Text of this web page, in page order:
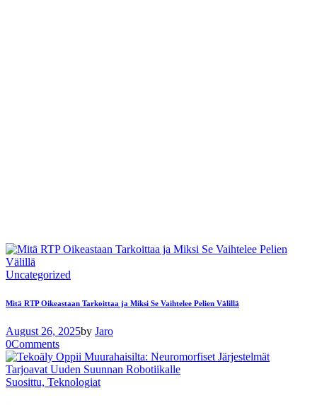
Uncategorized
Mitä RTP Oikeastaan ​​Tarkoittaa ja Miksi Se Vaihtelee Pelien Välillä
August 26, 2025by Jaro
0Comments
Suosittu, Teknologiat